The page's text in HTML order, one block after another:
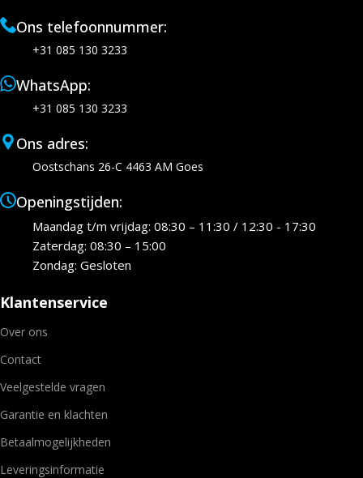
Ons telefoonnummer:
+31 085 130 3233
WhatsApp:
+31 085 130 3233
Ons adres:
Oostschans 26-C 4463 AM Goes
Openingstijden:
Maandag t/m vrijdag: 08:30 – 11:30 / 12:30 - 17:30
Zaterdag: 08:30 – 15:00
Zondag: Gesloten
Klantenservice
Over ons
Contact
Veelgestelde vragen
Garantie en klachten
Betaalmogelijkheden
Leveringsinformatie